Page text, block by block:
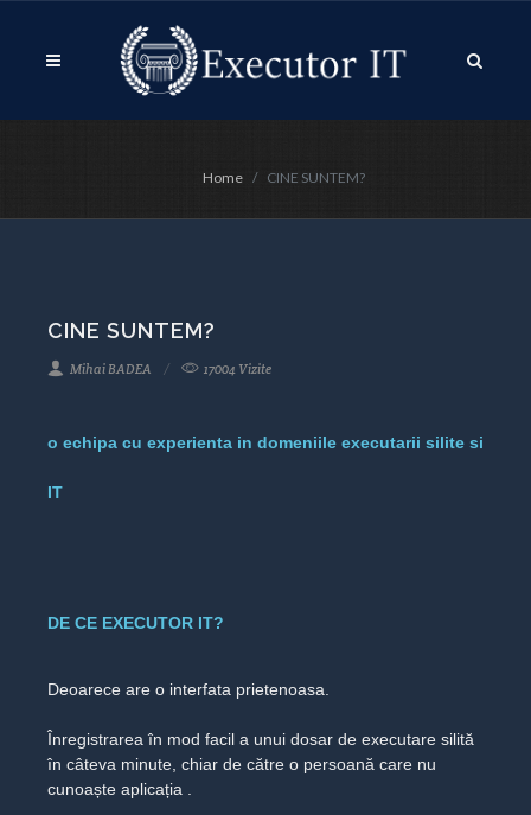
Home CINE SUNTEM?
CINE SUNTEM?
Mihai BADEA 17004 Vizite
o echipa cu experienta in domeniile executarii silite si
IT
DE CE EXECUTOR IT?
Deoarece are o interfata prietenoasa.
Înregistrarea în mod facil a unui dosar de executare silită
în câteva minute, chiar de către o persoană care nu
cunoaște aplicația .